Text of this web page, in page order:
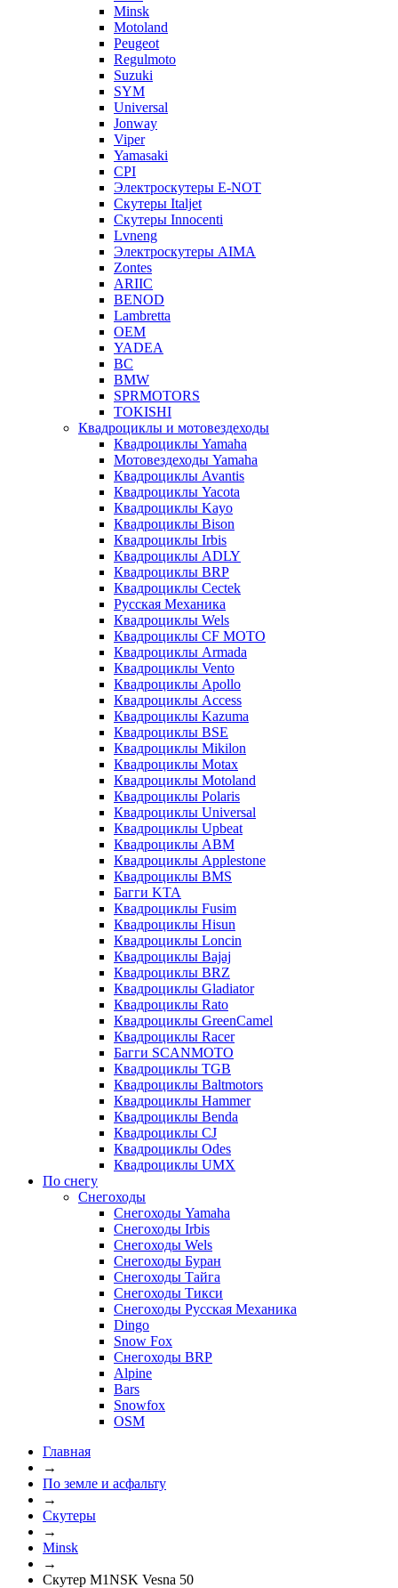
Minsk
Motoland
Peugeot
Regulmoto
Suzuki
SYM
Universal
Jonway
Viper
Yamasaki
CPI
Электроскутеры E-NOT
Скутеры Italjet
Скутеры Innocenti
Lvneng
Электроскутеры AIMA
Zontes
ARIIC
BENOD
Lambretta
OEM
YADEA
BC
BMW
SPRMOTORS
TOKISHI
Квадроциклы и мотовездеходы
Квадроциклы Yamaha
Мотовездеходы Yamaha
Квадроциклы Avantis
Квадроциклы Yacota
Квадроциклы Kayo
Квадроциклы Bison
Квадроциклы Irbis
Квадроциклы ADLY
Квадроциклы BRP
Квадроциклы Cectek
Русская Механика
Квадроциклы Wels
Квадроциклы CF MOTO
Квадроциклы Armada
Квадроциклы Vento
Квадроциклы Apollo
Квадроциклы Access
Квадроциклы Kazuma
Квадроциклы BSE
Квадроциклы Mikilon
Квадроциклы Motax
Квадроциклы Motoland
Квадроциклы Polaris
Квадроциклы Universal
Квадроциклы Upbeat
Квадроциклы ABM
Квадроциклы Applestone
Квадроциклы BMS
Багги KTA
Квадроциклы Fusim
Квадроциклы Hisun
Квадроциклы Loncin
Квадроциклы Bajaj
Квадроциклы BRZ
Квадроциклы Gladiator
Квадроциклы Rato
Квадроциклы GreenCamel
Квадроциклы Racer
Багги SCANMOTO
Квадроциклы TGB
Квадроциклы Baltmotors
Квадроциклы Hammer
Квадроциклы Benda
Квадроциклы CJ
Квадроциклы Odes
Квадроциклы UMX
По снегу
Снегоходы
Снегоходы Yamaha
Снегоходы Irbis
Снегоходы Wels
Снегоходы Буран
Снегоходы Тайга
Снегоходы Тикси
Снегоходы Русская Механика
Dingo
Snow Fox
Снегоходы BRP
Alpine
Bars
Snowfox
OSM
Главная
→
По земле и асфальту
→
Скутеры
→
Minsk
→
Скутер M1NSK Vesna 50